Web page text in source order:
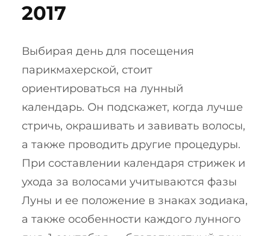
2017
Выбирая день для посещения
парикмахерской, стоит
ориентироваться на лунный
календарь. Он подскажет, когда лучше
стричь, окрашивать и завивать волосы,
а также проводить другие процедуры.
При составлении календаря стрижек и
ухода за волосами учитываются фазы
Луны и ее положение в знаках зодиака,
а также особенности каждого лунного